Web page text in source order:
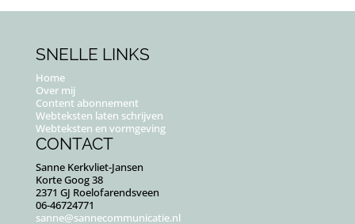
SNELLE LINKS
Home
Over mij
Content abonnement
Webteksten laten schrijven
Webteksten en vormgeving
CONTACT
Sanne Kerkvliet-Jansen
Korte Goog 38
2371 GJ Roelofarendsveen
06-46724771
sanne@sannecommunicatie.nl